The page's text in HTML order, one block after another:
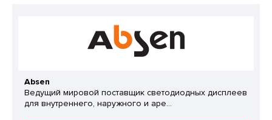
Absen
Ведущий мировой поставщик светодиодных дисплеев
для внутреннего, наружного и аре...